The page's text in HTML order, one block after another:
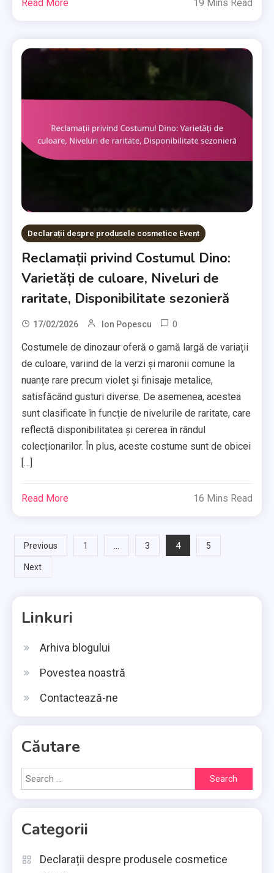
Read More 19 Mins Read
Declarații despre produsele cosmetice Event
Reclamații privind Costumul Dino:
Varietăți de culoare, Niveluri de
raritate, Disponibilitate sezonieră
17/02/2026 Ion Popescu 0
Costumele de dinozaur oferă o gamă largă de variații
de culoare, variind de la verzi și maronii comune la
nuanțe rare precum violet și finisaje metalice,
satisfăcând gusturi diverse. De asemenea, acestea
sunt clasificate în funcție de nivelurile de raritate, care
reflectă disponibilitatea și cererea în rândul
colecționarilor. În plus, aceste costume sunt de obicei
[…]
Read More 16 Mins Read
Posts
pagination
Previous 1 … 3 4 5
Next
Linkuri
Arhiva blogului
Povestea noastră
Contactează-ne
Căutare
Search
for:
Categorii
Declarații despre produsele cosmetice